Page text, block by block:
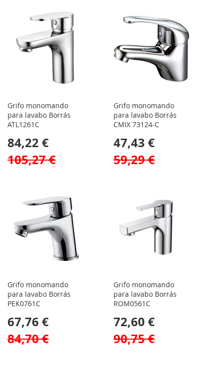
Grifo monomando
para lavabo Borrás
ATL1261C
84,22 €
105,27 €
Grifo monomando
para lavabo Borrás
CMIX 73124-C
47,43 €
59,29 €
Grifo monomando
para lavabo Borrás
PEK0761C
67,76 €
84,70 €
Grifo monomando
para lavabo Borrás
ROM0561C
72,60 €
90,75 €